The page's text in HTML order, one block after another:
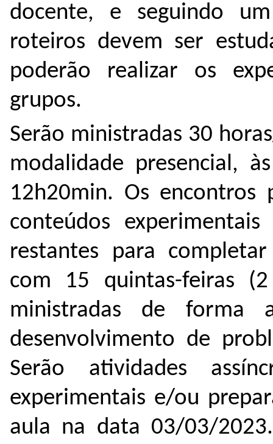
docente, e seguindo
roteiros devem ser
poderão realizar os
grupos.
Serão ministradas 30
modalidade presencial,
12h20min. Os encontros
conteúdos
restantes para
com 15 quintas-feiras
ministradas de forma
desenvolvimento de
Serão atividades
experimentais e/ou
aula na data 03/03/